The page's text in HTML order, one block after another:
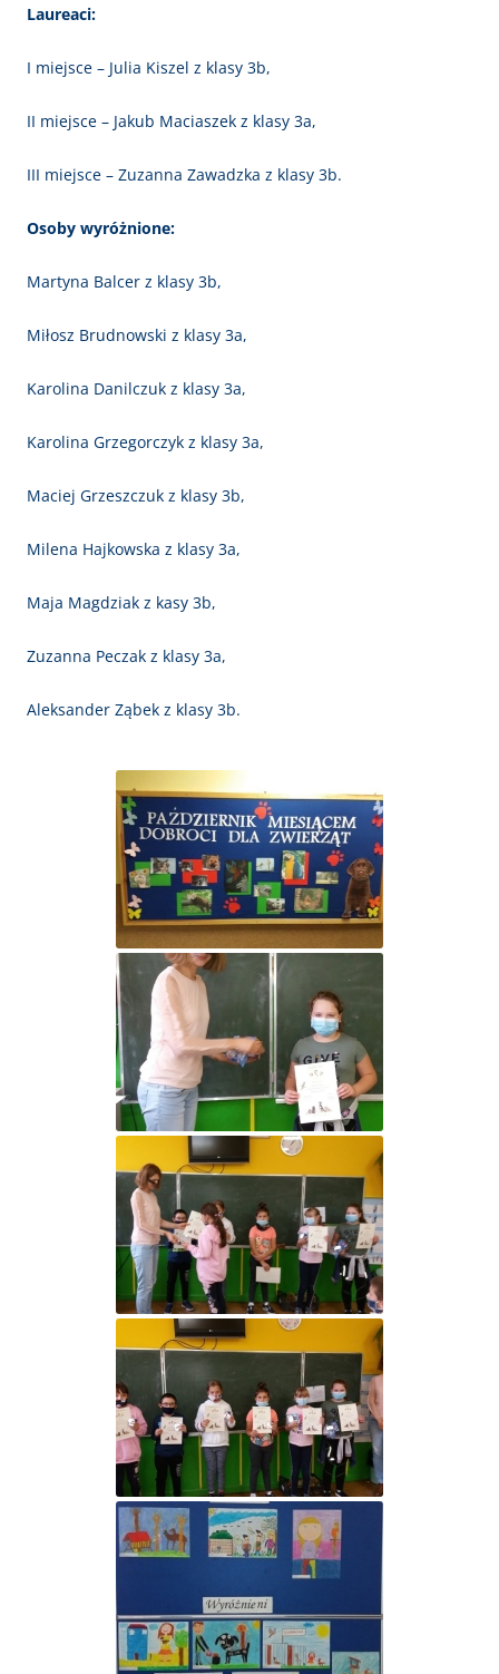
Laureaci:
I miejsce – Julia Kiszel z klasy 3b,
II miejsce – Jakub Maciaszek z klasy 3a,
III miejsce – Zuzanna Zawadzka z klasy 3b.
Osoby wyróżnione:
Martyna Balcer z klasy 3b,
Miłosz Brudnowski z klasy 3a,
Karolina Danilczuk z klasy 3a,
Karolina Grzegorczyk z klasy 3a,
Maciej Grzeszczuk z klasy 3b,
Milena Hajkowska z klasy 3a,
Maja Magdziak z kasy 3b,
Zuzanna Peczak z klasy 3a,
Aleksander Ząbek z klasy 3b.